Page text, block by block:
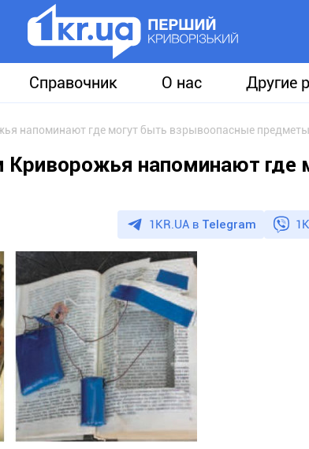
Справочник О нас Другие
напоминают где могут быть взрывоопасные предметы
Криворожья напоминают где
1KR.UA в Telegram